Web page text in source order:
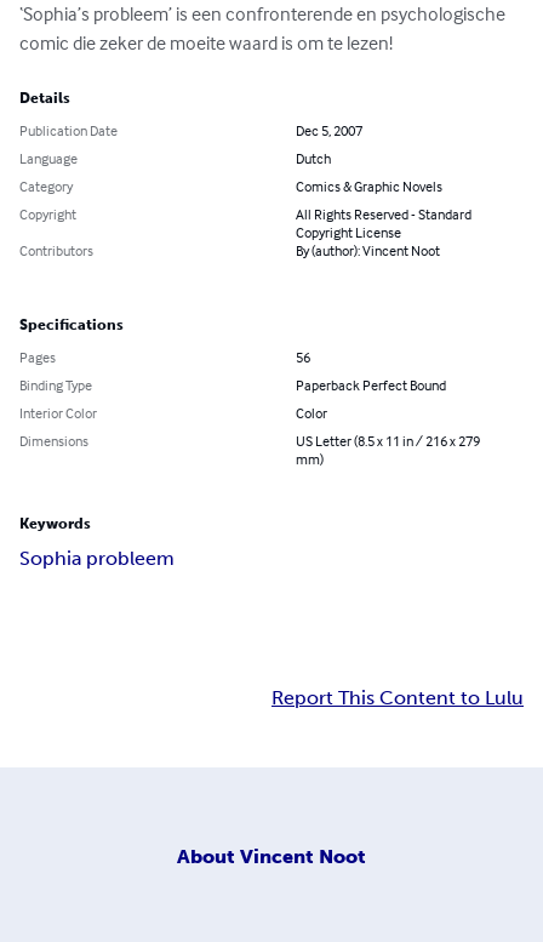
‘Sophia’s probleem’ is een confronterende en psychologische
comic die zeker de moeite waard is om te lezen!
Details
Publication Date
Dec 5, 2007
Language
Dutch
Category
Comics & Graphic Novels
Copyright
All Rights Reserved - Standard
Copyright License
Contributors
By (author): Vincent Noot
Specifications
Pages
56
Binding Type
Paperback Perfect Bound
Interior Color
Color
Dimensions
US Letter (8.5 x 11 in / 216 x 279
mm)
Keywords
Sophia probleem
Report This Content to Lulu
About Vincent Noot